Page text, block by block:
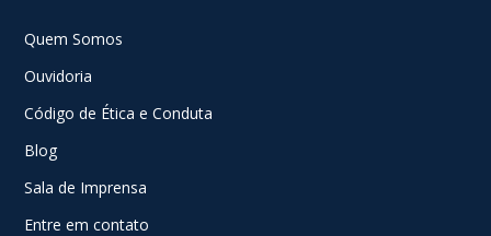
Quem Somos
Ouvidoria
Código de Ética e Conduta
Blog
Sala de Imprensa
Entre em contato